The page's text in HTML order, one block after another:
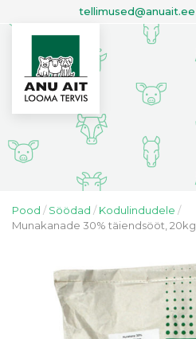
tellimused@anuait.ee
Pood Söödad
Kodulindudele
Munakanade 30% täiendsööt, 20kg